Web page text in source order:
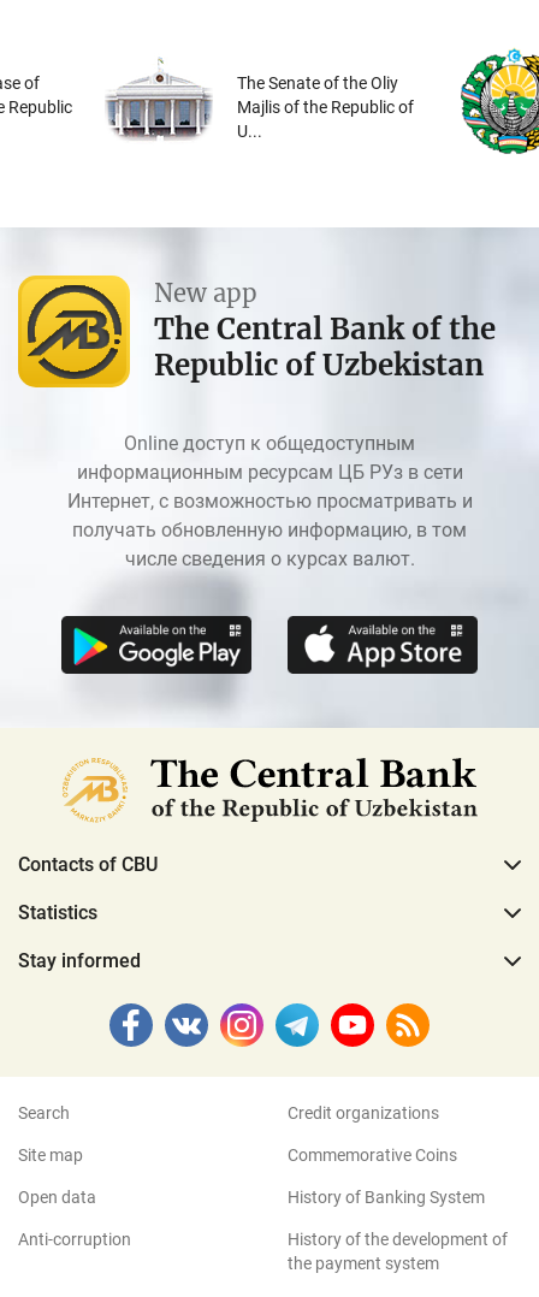
of
Republic
The Senate of the Oliy
Majlis of the Republic of
U...
New app
The Central Bank of the
Republic of Uzbekistan
Online доступ к общедоступным
информационным ресурсам ЦБ РУз в сети
Интернет, с возможностью просматривать и
получать обновленную информацию, в том
числе сведения о курсах валют.
Contacts of CBU
Statistics
Stay informed
Search
Site map
Open data
Anti-corruption
Credit organizations
Commemorative Coins
History of Banking System
History of the development of
the payment system